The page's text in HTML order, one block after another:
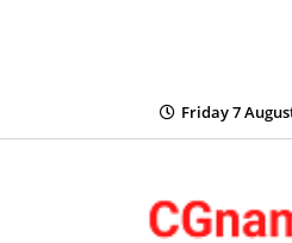
Friday 7
(कृषि अभियांत्रिकी) एवं B-Tech-(खाद्य